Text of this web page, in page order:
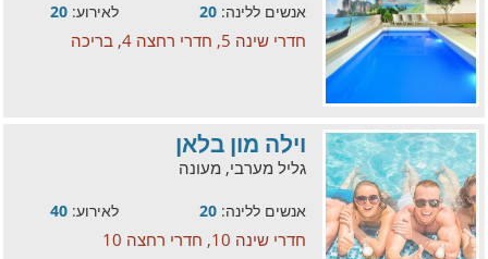
אנשים ללינה: 20 לאירוע: 20
חדרי שינה 5, חדרי רחצה 4, בריכה
וילה מון בלאן
גליל מערבי, מעונה
אנשים ללינה: 20 לאירוע: 40
חדרי שינה 10, חדרי רחצה 10